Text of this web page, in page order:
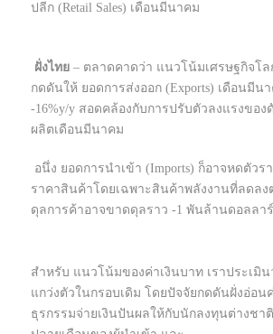
ปลีก (Retail Sales) เดือนมีนาคม
ฝั่งไทย – ตลาดคาดว่า แนวโน้มเศรษฐกิจโ
กดดันให้ ยอดการส่งออก (Exports) เดือนมีน
-16%y/y สอดคล้องกับการปรับตัวลงแรงขอ
ผลิตเดือนมีนาคม
อนึ่ง ยอดการนำเข้า (Imports) ก็อาจหดตัวร
ราคาสินค้าโดยเฉพาะสินค้าพลังงานที่ลดลง
ดุลการค้าอาจขาดดุลราว -1 พันล้านดอลลาร์
สำหรับ แนวโน้มของค่าเงินบาท เราประเมิน
แกว่งตัวในกรอบเดิม โดยปัจจัยกดดันฝั่งอ่อน
ธุรกรรมจ่ายเงินปันผลให้กับนักลงทุนต่างชา